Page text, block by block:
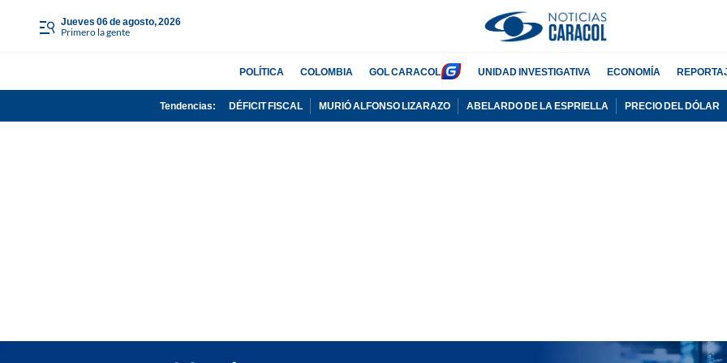
jueves 06 de agosto, 2026
Primero la gente
POLÍTICA COLOMBIA GOL CARACOL UNIDAD INVESTIGATIVA ECONOMÍA
Tendencias: DÉFICIT FISCAL MURIÓ ALFONSO LIZARAZO ABELARDO DE LA ESPRIELLA PRECIO DEL DÓLAR